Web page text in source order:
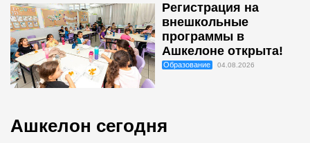
Регистрация на
внешкольные
программы в
Ашкелоне открыта!
Образование 04.08.2026
Ашкелон сегодня